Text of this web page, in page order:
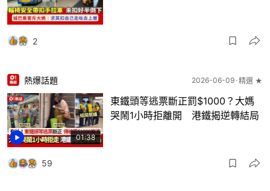
2
01:38
熱爆話題 2026-06-09 精選 ★
東鐵頭等逃票斷正罰$1000？大媽
哭鬧1小時拒離開 港鐵揭逆轉結局
59